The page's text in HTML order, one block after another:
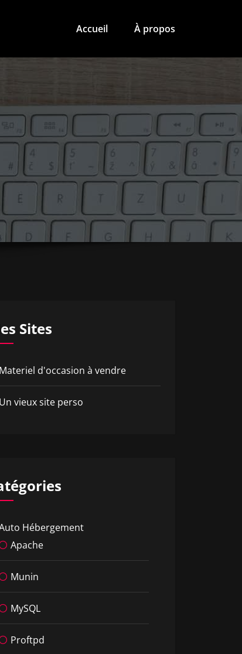
Accueil À propos
Sites
Materiel d'occasion à vendre
Un vieux site perso
Hébergement
Apache
Munin
MySQL
Proftpd